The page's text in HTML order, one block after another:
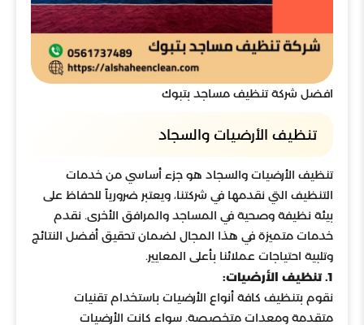
افضل شركة تنظيف مساجد بتبوك
تنظيف الأرضيات والسجاد
تنظيف الأرضيات والسجاد هو جزء أساسي من خدمات
التنظيف التي نقدمها في شركتنا، ويعتبر ضرورياً للحفاظ على
بيئة نظيفة وصحية في المساجد والمرافق الأخرى. نقدم
خدمات متميزة في هذا المجال لضمان تحقيق أفضل النتائج
وتلبية احتياجات عملائنا بأعلى المعايير.
1. تنظيف الأرضيات:
نقوم بتنظيف كافة أنواع الأرضيات باستخدام تقنيات
متقدمة ومعدات متخصصة. سواء كانت الأرضيات